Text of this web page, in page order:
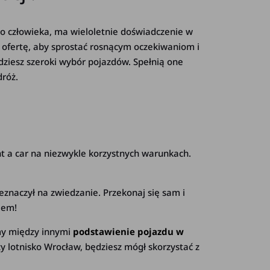
człowieka, ma wieloletnie doświadczenie w
aby sprostać rosnącym oczekiwaniom i
szeroki wybór pojazdów. Spełnią one
a car na niezwykle korzystnych warunkach.
na zwiedzanie. Przekonaj się sam i
między innymi podstawienie pojazdu w
Wrocław, będziesz mógł skorzystać z